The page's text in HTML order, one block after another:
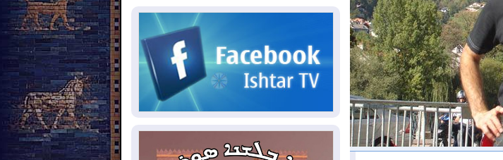
الأحمر
2026-08-06مئات القاصرين بلا مأوى.. أزمة
سبتة تتصاعد وتضغط على مدريد
لمدة عام.. بدء توريد 100
مليون قدم مكعب يومياً من غاز كورمور في
إقليم كوردستان إلى وزارة الكهرباء العراقية